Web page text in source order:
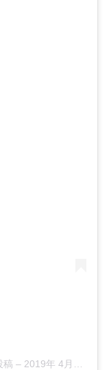
稿 – 2019年 4月月8日午前5時41分PDT